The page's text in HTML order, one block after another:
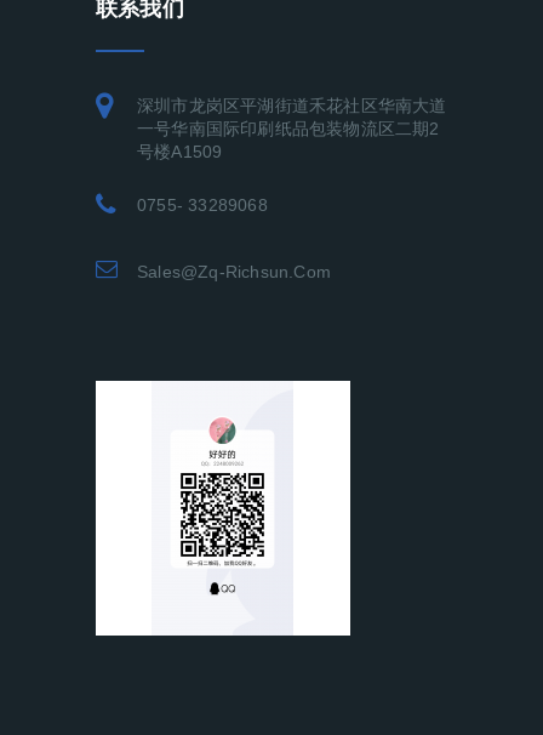
联系我们
深圳市龙岗区平湖街道禾花社区华南大道
一号华南国际印刷纸品包装物流区二期2
号楼A1509
0755- 33289068
Sales@zq-Richsun.com